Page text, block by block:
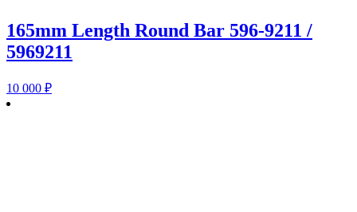
165mm Length Round Bar 596-9211 /
5969211
10 000 ₽